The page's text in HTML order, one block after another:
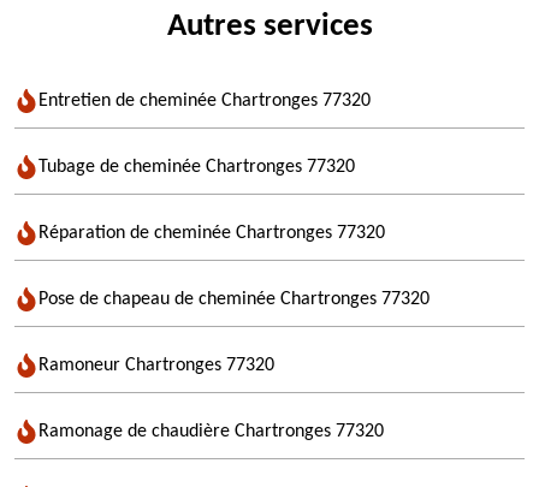
Autres services
Entretien de cheminée Chartronges 77320
Tubage de cheminée Chartronges 77320
Réparation de cheminée Chartronges 77320
Pose de chapeau de cheminée Chartronges 77320
Ramoneur Chartronges 77320
Ramonage de chaudière Chartronges 77320